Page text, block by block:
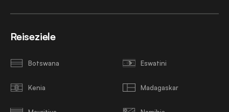
Reiseziele
Botswana Eswatini
Kenia Madagaskar